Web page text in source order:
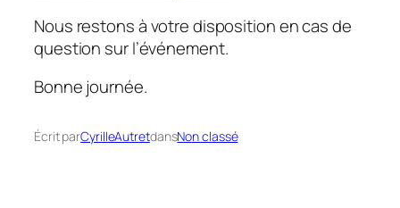
Nous restons à votre disposition en cas de
question sur l’événement.
Bonne journée.
Écrit parCyrilleAutretdansNon classé